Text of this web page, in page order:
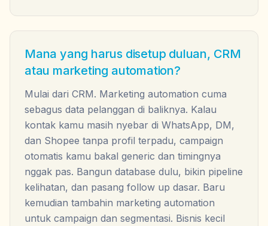
Mana yang harus disetup duluan, CRM
atau marketing automation?
Mulai dari CRM. Marketing automation cuma
sebagus data pelanggan di baliknya. Kalau
kontak kamu masih nyebar di WhatsApp, DM,
dan Shopee tanpa profil terpadu, campaign
otomatis kamu bakal generic dan timingnya
nggak pas. Bangun database dulu, bikin pipeline
kelihatan, dan pasang follow up dasar. Baru
kemudian tambahin marketing automation
untuk campaign dan segmentasi. Bisnis kecil